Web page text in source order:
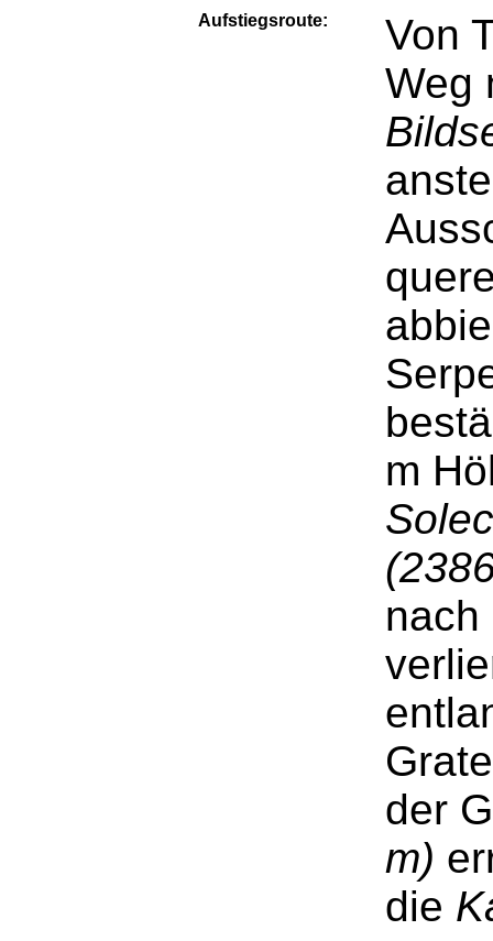
Aufstiegsroute:
Von
Weg
m
nach
der
m)
die